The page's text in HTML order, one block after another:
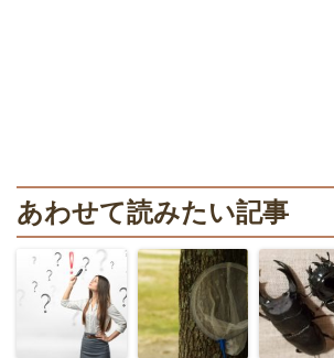
あわせて読みたい記事